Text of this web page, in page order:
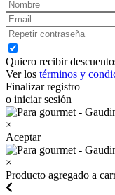
Quiero recibir
Ver los términos y
Finalizar registro
o iniciar sesión
×
Aceptar
×
Producto agregado a